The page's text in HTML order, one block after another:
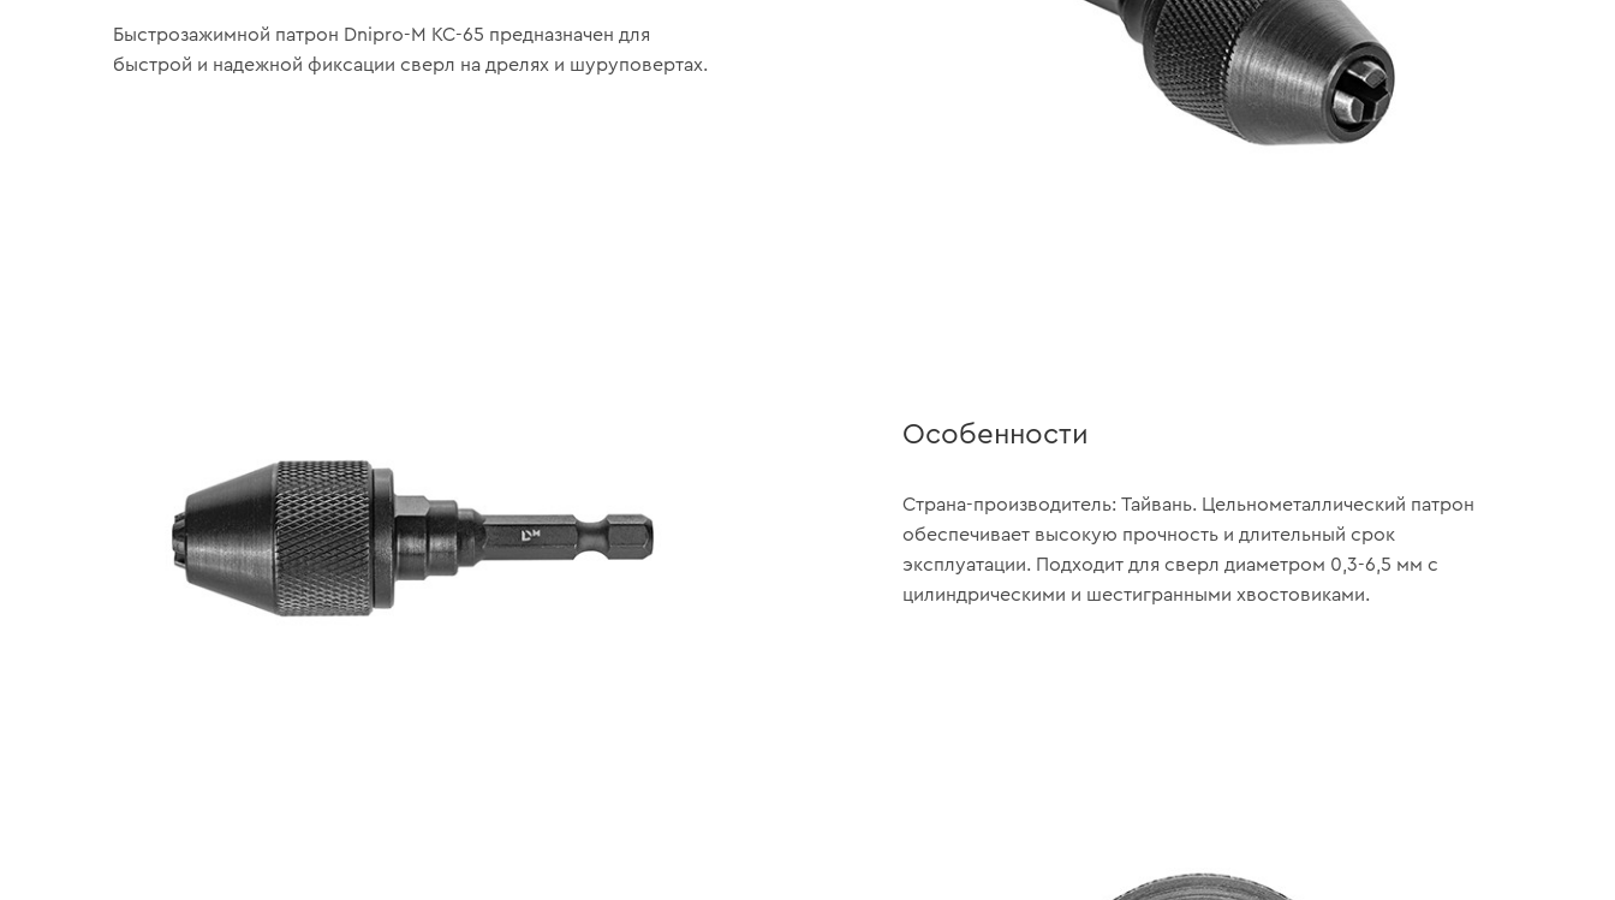
Быстрозажимной патрон Dnipro-M KC-65 предназначен для
быстрой и надежной фиксации сверл на дрелях и шуруповертах.
Особенности
Страна-производитель: Тайвань. Цельнометаллический патрон
обеспечивает высокую прочность и длительный срок
эксплуатации. Подходит для сверл диаметром 0,3-6,5 мм с
цилиндрическими и шестигранными хвостовиками.